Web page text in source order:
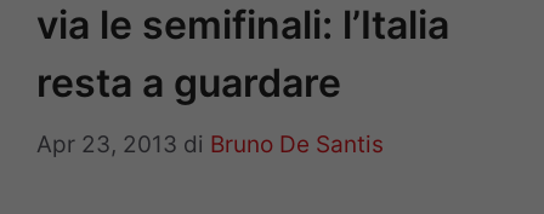
via le semifinali: l’Italia
resta a guardare
Apr 23, 2013 di Bruno De Santis